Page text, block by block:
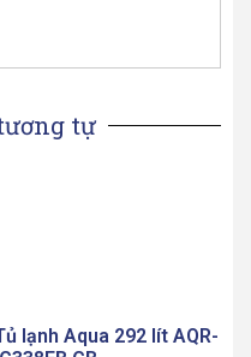
tự
lạnh Aqua 292 lít AQR-